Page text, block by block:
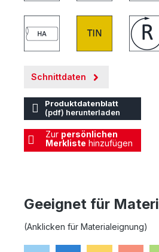
Schnittdaten
Produktdatenblatt
(pdf) herunterladen
Zur persönlichen
Merkliste hinzufügen
Geeignet für
(Anklicken für Materialeignung)